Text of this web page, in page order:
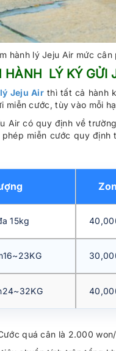
hành lý Jeju Air mức
HÀNH LÝ KÝ GỬI
Jeju Airthì tất cả hành
miễn cước, tùy vào mỗi
Air có quy định về
miễn cước quy
15kg
quá cân là 2.000